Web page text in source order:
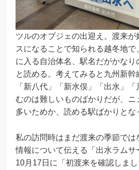
ツルのオブジェの出迎え。渡来が
スになることで知られる越冬地で
に入る自治体名、駅名だがかなり
と読める。考えてみると九州新
「新八代」「新水俣」「出水」
むのは難しいものばかりだが、
多いためか、読める駅ばかりとな
私の訪問時はまだ渡来の季節では
情報について伝える「出水ラムサ
10月17日に「初渡来を確認しま